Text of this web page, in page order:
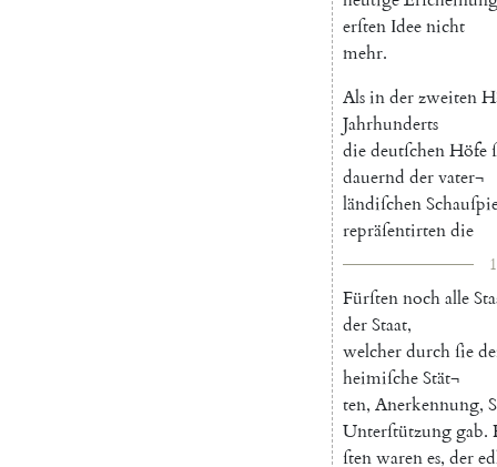
erſten Ideenicht
mehr.
Alsinderzweiten
Jahrhunderts
diedeutſchenHöfe
dauernd dervater¬
ländiſchen
repräſentirtendie
Fürſtennochalle
derStaat,
welcherdurchſie
heimiſcheStät¬
ten, Anerkennung,
Unterſtützunggab.
ſtenwarenes, der